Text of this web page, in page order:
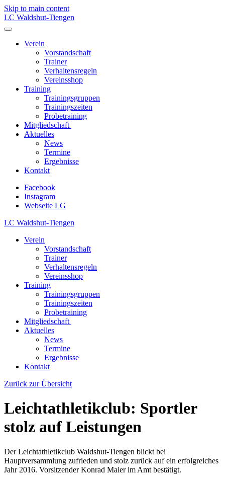
Skip to main content
LC Waldshut-Tiengen
Verein
Vorstandschaft
Trainer
Verhaltensregeln
Vereinsshop
Training
Trainingsgruppen
Trainingszeiten
Probetraining
Mitgliedschaft
Aktuelles
News
Termine
Ergebnisse
Kontakt
Facebook
Instagram
Webseite LG
LC Waldshut-Tiengen
Verein
Vorstandschaft
Trainer
Verhaltensregeln
Vereinsshop
Training
Trainingsgruppen
Trainingszeiten
Probetraining
Mitgliedschaft
Aktuelles
News
Termine
Ergebnisse
Kontakt
Zurück zur Übersicht
Leichtathletikclub: Sportler
stolz auf Leistungen
Der Leichtathletikclub Waldshut-Tiengen blickt bei
Hauptversammlung zufrieden und stolz zurück auf ein erfolgreiches
Jahr 2016. Vorsitzender Konrad Maier im Amt bestätigt.